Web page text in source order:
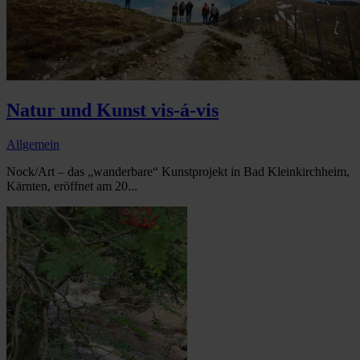
Natur und Kunst vis-á-vis
Allgemein
Nock/Art – das „wanderbare“ Kunstprojekt in Bad Kleinkirchheim,
Kärnten, eröffnet am 20...